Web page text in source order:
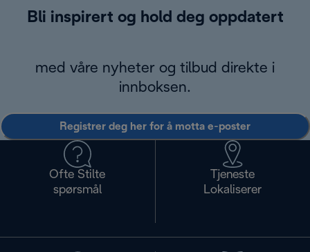
Bli inspirert og hold deg oppdatert
med våre nyheter og tilbud direkte i
innboksen.
Registrer deg her for å motta e-poster
Ofte Stilte
spørsmål
Tjeneste
Lokaliserer